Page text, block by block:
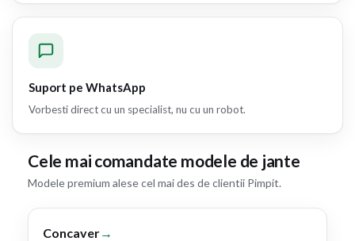
Suport pe WhatsApp
Vorbesti direct cu un specialist, nu cu un robot.
Cele mai comandate modele de jante
Modele premium alese cel mai des de clientii Pimpit.
Concaver→